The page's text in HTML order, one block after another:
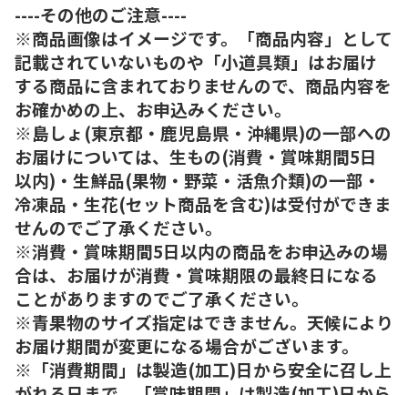
----その他のご注意----
※商品画像はイメージです。「商品内容」として
記載されていないものや「小道具類」はお届け
する商品に含まれておりませんので、商品内容を
お確かめの上、お申込みください。
※島しょ(東京都・鹿児島県・沖縄県)の一部への
お届けについては、生もの(消費・賞味期間5日
以内)・生鮮品(果物・野菜・活魚介類)の一部・
冷凍品・生花(セット商品を含む)は受付ができま
せんのでご了承ください。
※消費・賞味期間5日以内の商品をお申込みの場
合は、お届けが消費・賞味期限の最終日になる
ことがありますのでご了承ください。
※青果物のサイズ指定はできません。天候により
お届け期間が変更になる場合がございます。
※「消費期間」は製造(加工)日から安全に召し上